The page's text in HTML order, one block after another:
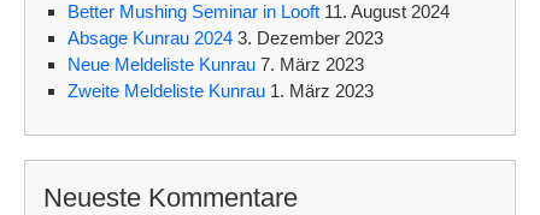
Better Mushing Seminar in Looft 11. August 2024
Absage Kunrau 2024 3. Dezember 2023
Neue Meldeliste Kunrau 7. März 2023
Zweite Meldeliste Kunrau 1. März 2023
Neueste Kommentare